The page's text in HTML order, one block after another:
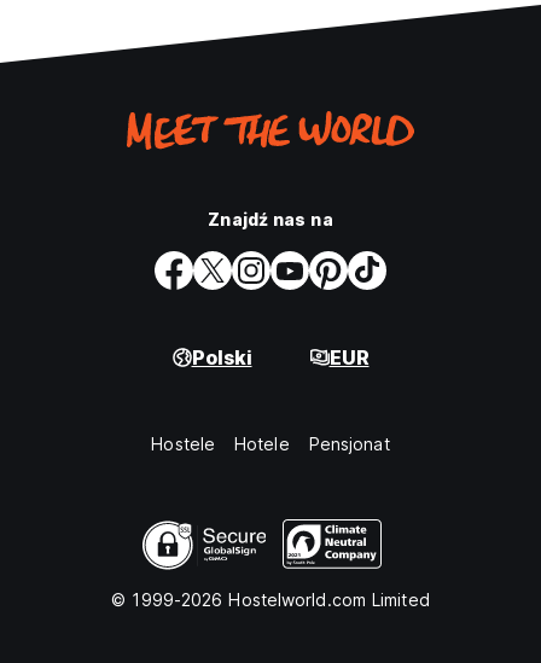
Znajdź nas na
Polski EUR
Hostele Hotele Pensjonat
© 1999-2026 Hostelworld.com Limited